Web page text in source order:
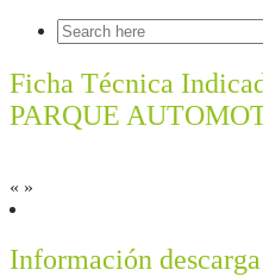
Ficha Técnica
PARQUE
« »
Información descarga